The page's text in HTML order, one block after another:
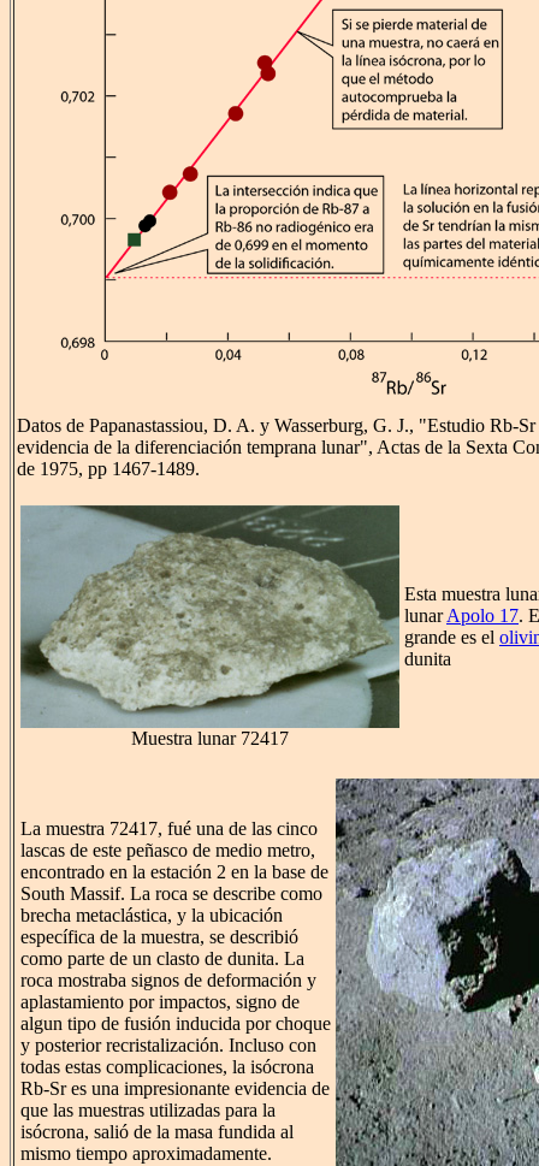
Datos de Papanastassiou, D. A. y Wasserburg, G. J., "Estudio Rb-
evidencia de la diferenciación temprana lunar", Actas de la Sexta
de 1975, pp 1467-1489.
Muestra lunar 72417
Esta muestra
lunarApolo 17.
grande es el
dunita
La muestra 72417, fué una de las cinco
lascas de este peñasco de medio metro,
encontrado en la estación 2 en la base de
South Massif. La roca se describe como
brecha metaclástica, y la ubicación
específica de la muestra, se describió
como parte de un clasto de dunita. La
roca mostraba signos de deformación y
aplastamiento por impactos, signo de
algun tipo de fusión inducida por choque
y posterior recristalización. Incluso con
todas estas complicaciones, la isócrona
Rb-Sr es una impresionante evidencia de
que las muestras utilizadas para la
isócrona, salió de la masa fundida al
mismo tiempo aproximadamente.